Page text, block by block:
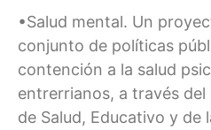
•Salud mental. Un
conjunto de políticas
contención a la salud
entrerrianos, a través del
de Salud, Educativo y de